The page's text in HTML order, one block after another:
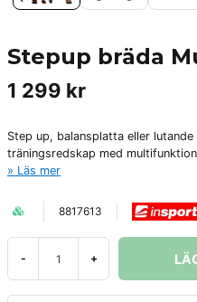
Stepup bräda
1 299 kr
Step up, balansplatta eller
träningsredskap med
Läs mer
8817613
- +